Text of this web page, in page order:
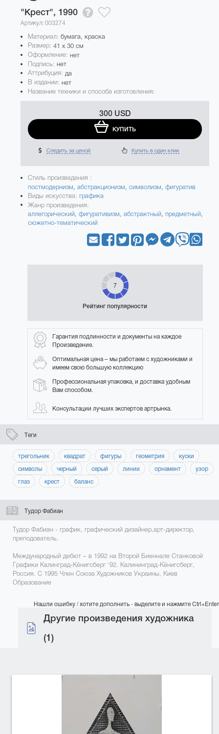
"Крест", 1990
Артикул: 003274
Материал: бумага, краска
Размер: 41 x 30 см
Оформление:нет
Подпись:нет
Аттрибуция: да
В издании:нет
Название техники и способа изготовления:
300 USD
КУПИТЬ
Следить за ценой Купить в один клик
Стиль произведения :
постмодернизм,абстракционизм,символизм,фигуратив
Виды искусства:графика
Жанр произведения:
аллегорический,фигуративизм,абстрактный,предметный,
сюжетно-тематический
7
Рейтинг популярности
Гарантия подлинности и документы на каждое
Произведение.
Оптимальная цена – мы работаем с художниками и
имеем свою большую коллекцию
Профессиональная упаковка, и доставка удобным
Вам способом.
Консультации лучших экспертов артрынка.
Теги
трегольник квадрат фигуры геометрия
куски
символы
черный серый линии орнамент
узор
глаз
крест баланс
Тудор Фабиан
Тудор Фабиан - график, графический дизайнер,арт-директор,
преподователь.
Международный дебют – в 1992 на Второй Биеннале Станковой
Графики Калинград-Кёнигсберг '92. Калининград-Кёнигсберг,
Россия. С 1995 Член Союза Художников Украины, Киев
Образование
Нашли ошибку / хотите дополнить - выделите и нажмите Ctrl+Enter
Другие произведения художника
(1)